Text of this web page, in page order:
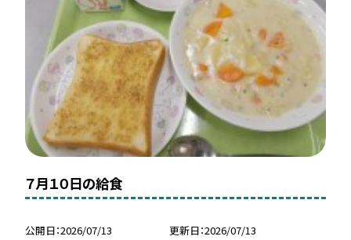
７月１０日の給食
公開日 2026/07/13 更新日 2026/07/13